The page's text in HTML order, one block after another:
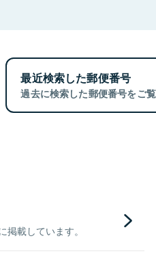
最近検索した郵便番号
過去に検索した郵便番号をご覧
載しています。